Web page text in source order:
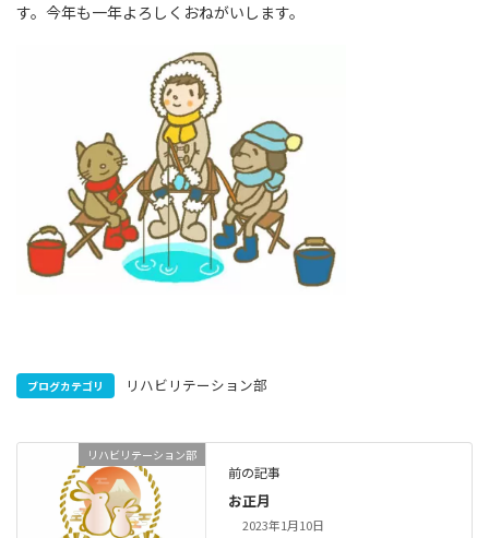
す。今年も一年よろしくおねがいします。
ブログカテゴリ リハビリテーション部
リハビリテーション部
前の記事
お正月
2023年1月10日